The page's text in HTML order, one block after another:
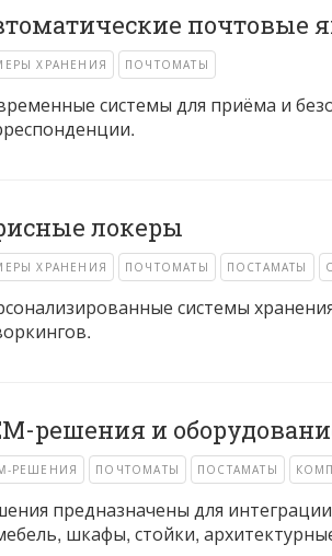
почтовые
ХРАНЕНИЯ ПОЧТОМАТЫ
системы для приёма и
локеры
ХРАНЕНИЯ ПОЧТОМАТЫ ПОСТАМАТЫ
системы
решения и
РЕШЕНИЯ ПОЧТОМАТЫ ПОСТАМАТЫ
предназначены для
шкафы, стойки,